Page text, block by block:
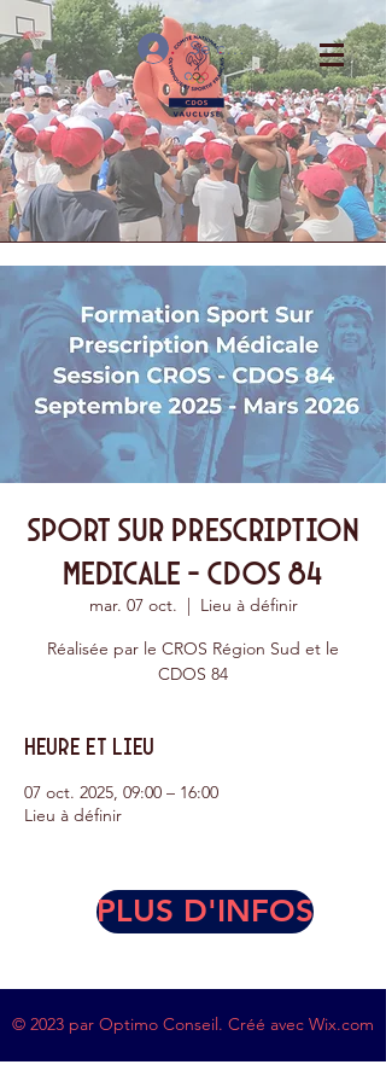
Se connecter
SPORT SUR PRESCRIPTION
MEDICALE - CDOS 84
mar. 07 oct.
  |
Lieu à définir
Réalisée par le CROS Région Sud et le
CDOS 84
Heure et lieu
07 oct. 2025, 09:00 – 16:00
Lieu à définir
PLUS D'INFOS
© 2023 par Optimo Conseil. Créé avec Wix.com